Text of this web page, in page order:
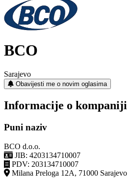
BCO
Sarajevo
Obavijesti me o novim oglasima
Informacije o kompaniji
Puni naziv
BCO d.o.o.
JIB: 4203134710007
PDV: 203134710007
Milana Preloga 12A, 71000 Sarajevo